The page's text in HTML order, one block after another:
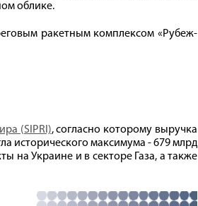
облике.
ракетным комплексом «Рубеж-
(SIPRI), согласно которому выручка
исторического максимума - 679 млрд
на Украине и в секторе Газа, а также